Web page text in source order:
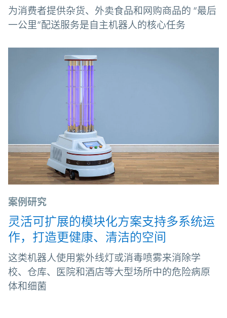
为消费者提供杂货、外卖食品和网购商品的 “最后
一公里”配送服务是自主机器人的核心任务
案例研究
灵活可扩展的模块化方案支持多系统运
作，打造更健康、清洁的空间
这类机器人使用紫外线灯或消毒喷雾来消除学
校、仓库、医院和酒店等大型场所中的危险病原
体和细菌